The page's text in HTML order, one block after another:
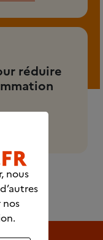
réduire
nous